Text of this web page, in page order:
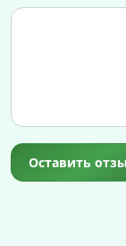
Оставить